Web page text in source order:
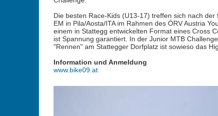
Die besten Race-Kids (U13-17) treffen sich nach
EM in Pila/Aosta/ITA im Rahmen des ÖRV Austria
einem in Stattegg entwickelten Format eines Cross
ist Spannung garantiert. In der Junior MTB
"Rennen" am Stattegger Dorfplatz ist sowieso das
Information und Anmeldung
www.bike09.at